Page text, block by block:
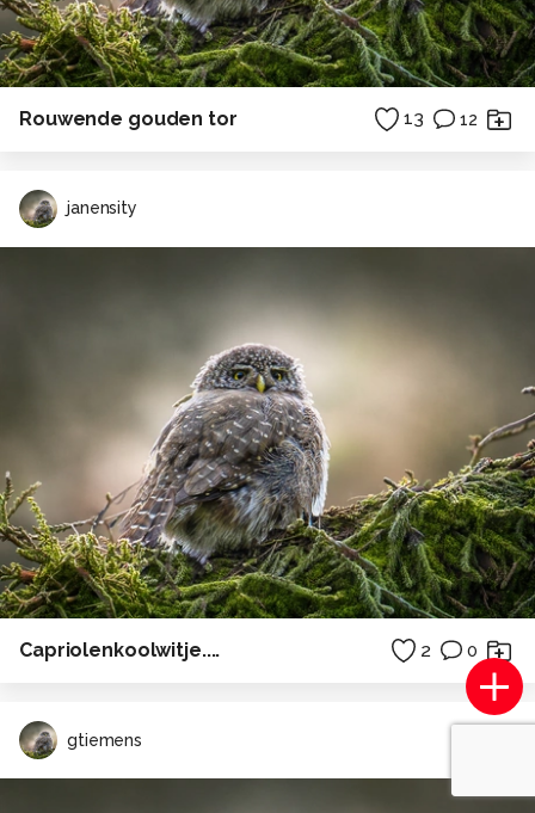
Rouwende gouden tor 13 12
janensity
Capriolenkoolwitje.... 2 0
gtiemens